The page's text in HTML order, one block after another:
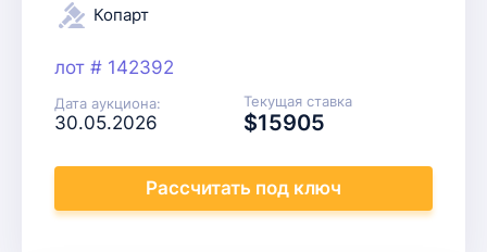
Копарт
лот # 142392
Дата аукциона:
30.05.2026
Текущая ставка
$15905
Рассчитать под ключ